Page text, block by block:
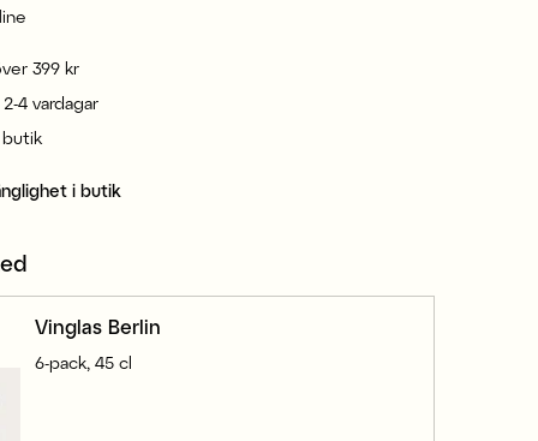
399 kr
4 vardagar
butik
i butik
Vinglas Berlin
6-pack, 45 cl